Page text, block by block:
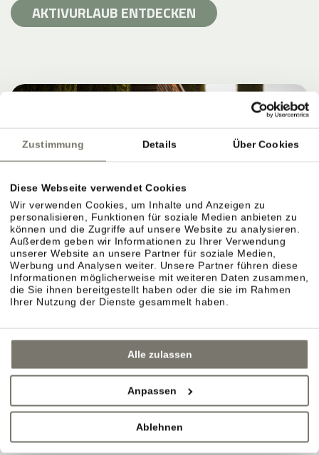
Zustimmung Details Über Cookies
Diese Webseite verwendet Cookies
Wir verwenden Cookies, um Inhalte und Anzeigen zu
personalisieren, Funktionen für soziale Medien anbieten zu
können und die Zugriffe auf unsere Website zu analysieren.
Außerdem geben wir Informationen zu Ihrer Verwendung
unserer Website an unsere Partner für soziale Medien,
Werbung und Analysen weiter. Unsere Partner führen diese
Informationen möglicherweise mit weiteren Daten zusammen,
die Sie ihnen bereitgestellt haben oder die sie im Rahmen
Ihrer Nutzung der Dienste gesammelt haben.
Alle zulassen
Anpassen
Ablehnen
AKTIVURLAUB ENTDECKEN
WEINGUT STROBLHOF: WEIN ERLEBEN,
VERSTEHEN UND GENIESSEN
Eigenes Weingut in Eppan: Reben, Lagen und
Das Weingut ist der Ursprung des Stroblhofs.
Rund um Eppan wachsen die Reben an der
Südtiroler Weinstraße. Im Keller entstehen Weine
mit klarer Linie und Handschrift.